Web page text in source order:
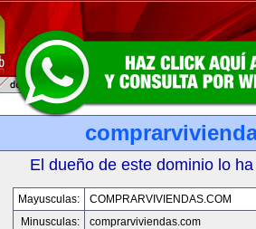
El dueño de este dominio lo
Mayusculas:
COMPRARVIVIENDAS.COM
Minusculas:
comprarviviendas.com